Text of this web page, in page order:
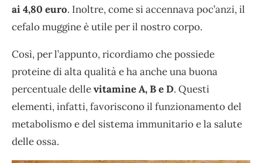
ai 4,80 euro. Inoltre, come si accennava poc’anzi, il
cefalo muggine è utile per il nostro corpo.
Così, per l’appunto, ricordiamo che possiede
proteine di alta qualità e ha anche una buona
percentuale dellevitamine A, B e D. Questi
elementi, infatti,favoriscono il funzionamento del
metabolismo e del sistema immunitario e la salute
delle ossa.